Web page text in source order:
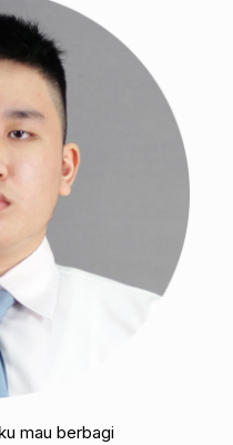
mau berbagi